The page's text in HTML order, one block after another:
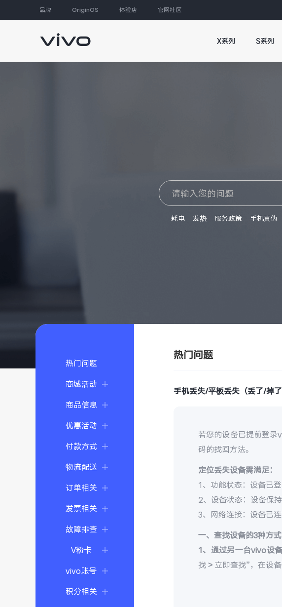
品牌 OriginOS 体验店 官网社区
X系列 S系列
耗电 发热 服务政策 手机真伪
热门问题
商城活动
商品信息
优惠活动
付款方式
物流配送
订单相关
发票相关
故障排查
V粉卡
vivo账号
积分相关
热门问题
手机丢失/平板丢失（丢了/掉了
若您的设备已提前登
码的找回方法。
定位丢失设备需满足：
1、功能状态：设备已
2、设备状态：设备保
3、网络连接：设备已
一、查找设备的3种方式
1、通过另一台vivo设备
找 > 立即查找”，在设